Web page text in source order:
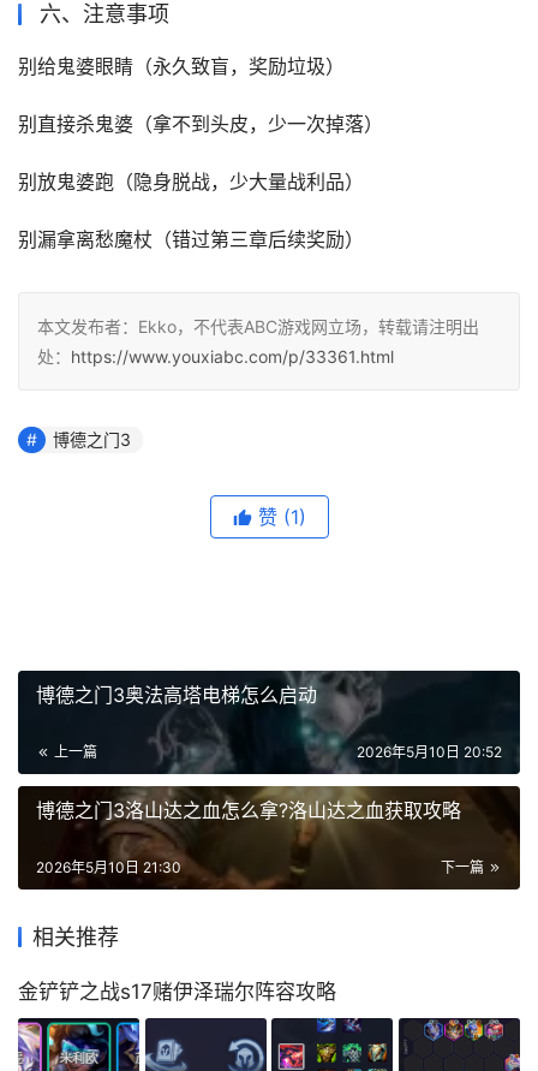
六、注意事项
别给鬼婆眼睛（永久致盲，奖励垃圾）
别直接杀鬼婆（拿不到头皮，少一次掉落）
别放鬼婆跑（隐身脱战，少大量战利品）
别漏拿离愁魔杖（错过第三章后续奖励）
本文发布者：Ekko，不代表ABC游戏网立场，转载请注明出
处： https://www.youxiabc.com/p/33361.html
博德之门3
赞 (1)
博德之门3奥法高塔电梯怎么启动
上一篇 2026年5月10日 20:52
博德之门3洛山达之血怎么拿?洛山达之血获取攻略
下一篇
2026年5月10日 21:30
相关推荐
金铲铲之战s17赌伊泽瑞尔阵容攻略